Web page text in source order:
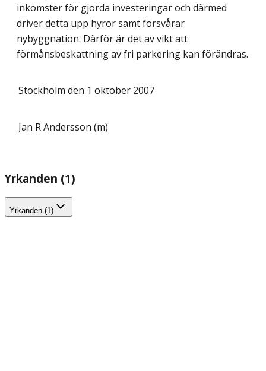
inkomster för gjorda investeringar och därmed
driver detta upp hyror samt försvårar
nybyggnation. Därför är det av vikt att
förmånsbeskattning av fri parkering kan förändras.
Stockholm den 1 oktober 2007
Jan R Andersson (m)
Yrkanden (1)
Yrkanden (1)